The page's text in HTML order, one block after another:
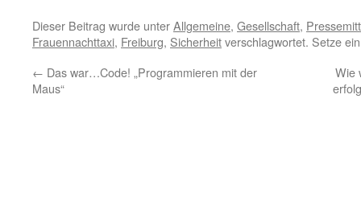
Dieser Beitrag wurde unterAllgemeine, Gesellschaft,
Frauennachttaxi, Freiburg, Sicherheitverschlagwortet. Setze
← Das war…Code! „Programmieren mit der
Maus“
Wie